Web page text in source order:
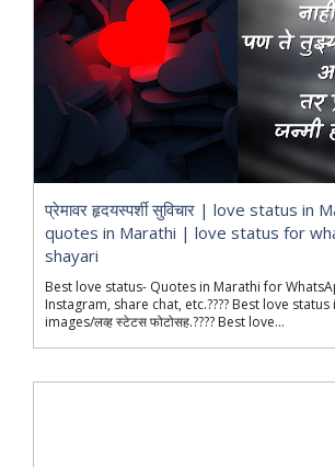
प्रेमावर हृदयस्पर्शी सुविचार | love status in
quotes in Marathi | love status for
shayari
Best love status- Quotes in Marathi for
Instagram, share chat, etc.???? Best love
images/लव्ह स्टेटस फोटोसह.???? Best love...